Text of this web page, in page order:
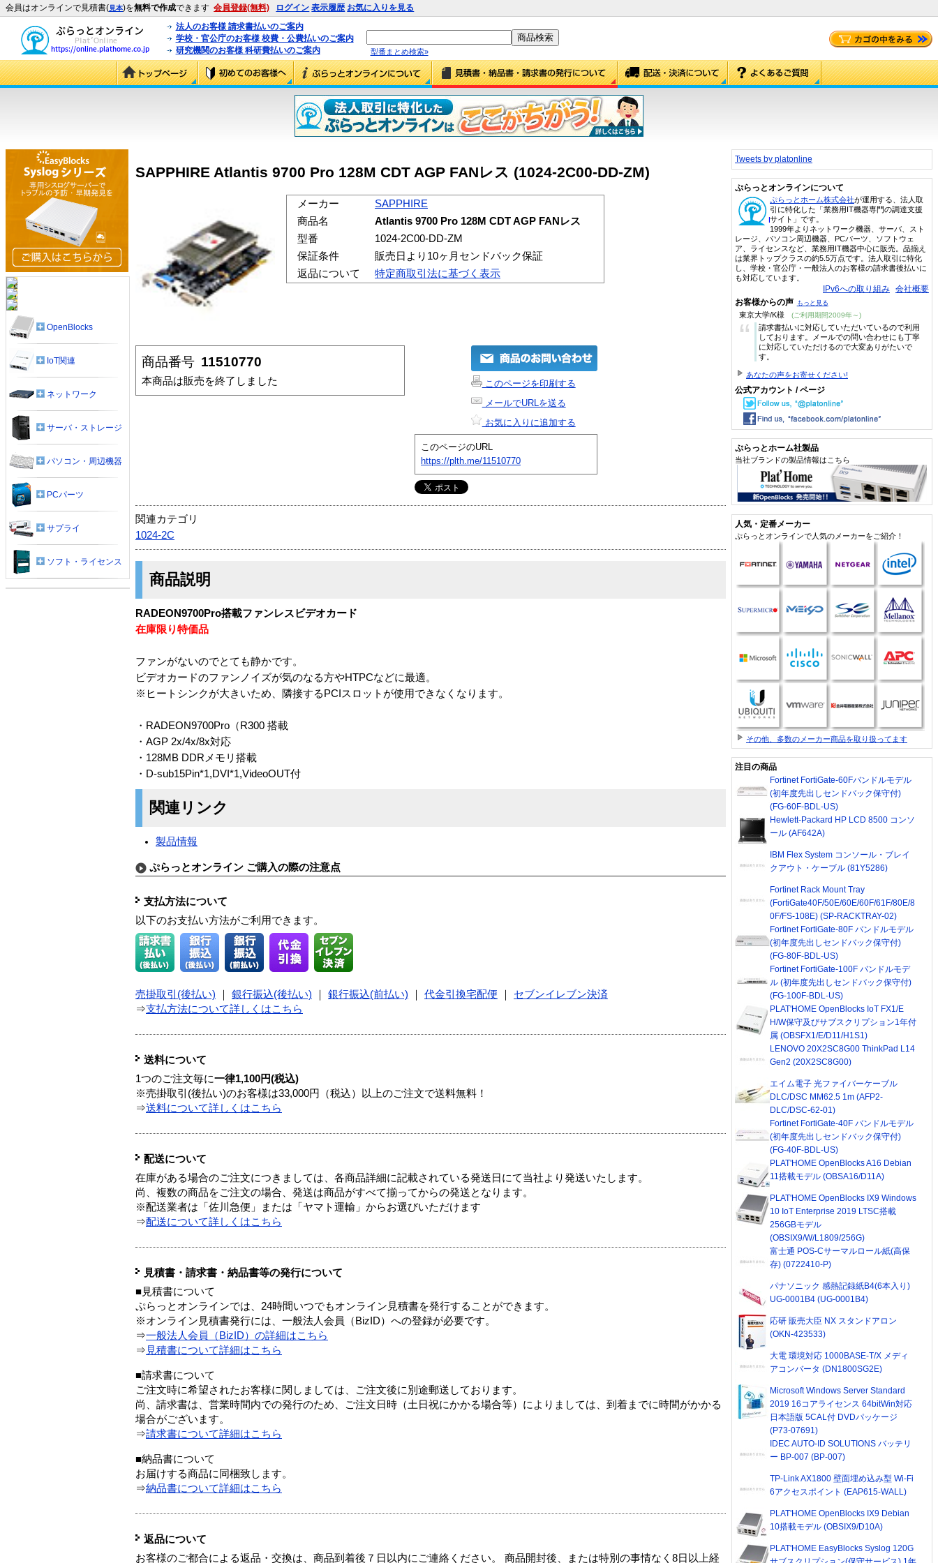
会員はオンラインで見積書(見本)を無料で作成できます 会員登録(無料) ログイン 表示履歴 お気に入りを見る
法人のお客様 請求書払いのご案内
学校・官公庁のお客様 校費・公費払いのご案内
研究機関のお客様 科研費払いのご案内
型番まとめ検索»
SAPPHIRE Atlantis 9700 Pro 128M CDT AGP FANレス (1024-2C00-DD-ZM)
メーカー
SAPPHIRE
商品名
Atlantis 9700 Pro 128M CDT AGP FANレス
型番
1024-2C00-DD-ZM
保証条件
販売日より10ヶ月センドバック保証
返品について
特定商取引法に基づく表示
商品番号 11510770
本商品は販売を終了しました
このページを印刷する
メールでURLを送る
お気に入りに追加する
このページのURL
https://plth.me/11510770
関連カテゴリ
1024-2C
商品説明
RADEON9700Pro搭載ファンレスビデオカード
在庫限り特価品
ファンがないのでとても静かです。
ビデオカードのファンノイズが気のなる方やHTPCなどに最適。
※ヒートシンクが大きいため、隣接するPCIスロットが使用できなくなります。
・RADEON9700Pro（R300 搭載
・AGP 2x/4x/8x対応
・128MB DDRメモリ搭載
・D-sub15Pin*1,DVI*1,VideoOUT付
関連リンク
製品情報
ぷらっとオンライン ご購入の際の注意点
支払方法について
以下のお支払い方法がご利用できます。
売掛取引(後払い) 銀行振込(後払い) 銀行振込(前払い) 代金引換宅配便
セブンイレブン決済
⇒支払方法について詳しくはこちら
送料について
1つのご注文毎に一律1,100円(税込)
※売掛取引(後払い)のお客様は33,000円（税込）以上のご注文で送料無料！
⇒送料について詳しくはこちら
配送について
在庫がある場合のご注文につきましては、各商品詳細に記載されている発送日にて当社より発送いたします。
尚、複数の商品をご注文の場合、発送は商品がすべて揃ってからの発送となります。
※配送業者は「佐川急便」または「ヤマト運輸」からお選びいただけます
⇒配送について詳しくはこちら
見積書・請求書・納品書等の発行について
■見積書について
ぷらっとオンラインでは、24時間いつでもオンライン見積書を発行することができます。
※オンライン見積書発行には、一般法人会員（BizID）への登録が必要です。
⇒一般法人会員（BizID）の詳細はこちら
⇒ 見積書について詳細はこちら
■請求書について
ご注文時に希望されたお客様に関しましては、ご注文後に別途郵送しております。
尚、請求書は、営業時間内での発行のため、ご注文日時（土日祝にかかる場合等）によりましては、到着までに時間がかかる
場合がございます。
⇒請求書について詳細はこちら
■納品書について
お届けする商品に同梱致します。
⇒納品書について詳細はこちら
返品について
お客様のご都合による返品・交換は、商品到着後７日以内にご連絡ください。 商品開封後、または特別の事情なく8日以上経
OpenBlocks
IoT関連
ネットワーク
サーバ・ストレージ
パソコン・周辺機器
PCパーツ
サプライ
ソフト・ライセンス
Tweets by platonline
ぷらっとオンラインについて
ぷらっとホーム株式会社が運用する、法人取
引に特化した「業務用IT機器専門の調達支援
サイト」です。
1999年よりネットワーク機器、サーバ、スト
レージ、パソコン周辺機器、PCパーツ、ソフトウェ
ア、ライセンスなど、業務用IT機器中心に販売。品揃え
は業界トップクラスの約5.5万点です。法人取引に特化
し、学校・官公庁・一般法人のお客様の請求書後払いに
も対応しています。
IPv6への取り組み 会社概要
お客様からの声 もっと見る
東京大学/K様 (ご利用期間2009年～)
“
請求書払いに対応していただいているので利用
しております。メールでの問い合わせにも丁寧
に対応していただけるので大変ありがたいで
す。
あなたの声をお寄せください!
公式アカウント / ページ
ぷらっとホーム社製品
当社ブランドの製品情報はこちら
人気・定番メーカー
ぷらっとオンラインで人気のメーカーをご紹介！
その他、多数のメーカー商品を取り扱ってます
注目の商品
Fortinet FortiGate-60Fバンドルモデル
(初年度先出しセンドバック保守付)
(FG-60F-BDL-US)
Hewlett-Packard HP LCD 8500 コンソ
ール (AF642A)
IBM Flex System コンソール・ブレイ
クアウト・ケーブル (81Y5286)
Fortinet Rack Mount Tray
(FortiGate40F/50E/60E/60F/61F/80E/8
0F/FS-108E) (SP-RACKTRAY-02)
Fortinet FortiGate-80F バンドルモデル
(初年度先出しセンドバック保守付)
(FG-80F-BDL-US)
Fortinet FortiGate-100F バンドルモデ
ル (初年度先出しセンドバック保守付)
(FG-100F-BDL-US)
PLAT'HOME OpenBlocks IoT FX1/E
H/W保守及びサブスクリプション1年付
属 (OBSFX1/E/D11/H1S1)
LENOVO 20X2SC8G00 ThinkPad L14
Gen2 (20X2SC8G00)
エイム電子 光ファイバーケーブル
DLC/DSC MM62.5 1m (AFP2-
DLC/DSC-62-01)
Fortinet FortiGate-40F バンドルモデル
(初年度先出しセンドバック保守付)
(FG-40F-BDL-US)
PLAT'HOME OpenBlocks A16 Debian
11搭載モデル (OBSA16/D11A)
PLAT'HOME OpenBlocks IX9 Windows
10 IoT Enterprise 2019 LTSC搭載
256GBモデル
(OBSIX9/W/L1809/256G)
富士通 POS-Cサーマルロール紙(高保
存) (0722410-P)
パナソニック 感熱記録紙B4(6本入り)
UG-0001B4 (UG-0001B4)
応研 販売大臣 NX スタンドアロン
(OKN-423533)
大電 環境対応 1000BASE-T/X メディ
アコンバータ (DN1800SG2E)
Microsoft Windows Server Standard
2019 16コアライセンス 64bitWin対応
日本語版 5CAL付 DVDパッケージ
(P73-07691)
IDEC AUTO-ID SOLUTIONS バッテリ
ー BP-007 (BP-007)
TP-Link AX1800 壁面埋め込み型 Wi-Fi
6アクセスポイント (EAP615-WALL)
PLAT'HOME OpenBlocks IX9 Debian
10搭載モデル (OBSIX9/D10A)
PLAT'HOME EasyBlocks Syslog 120G